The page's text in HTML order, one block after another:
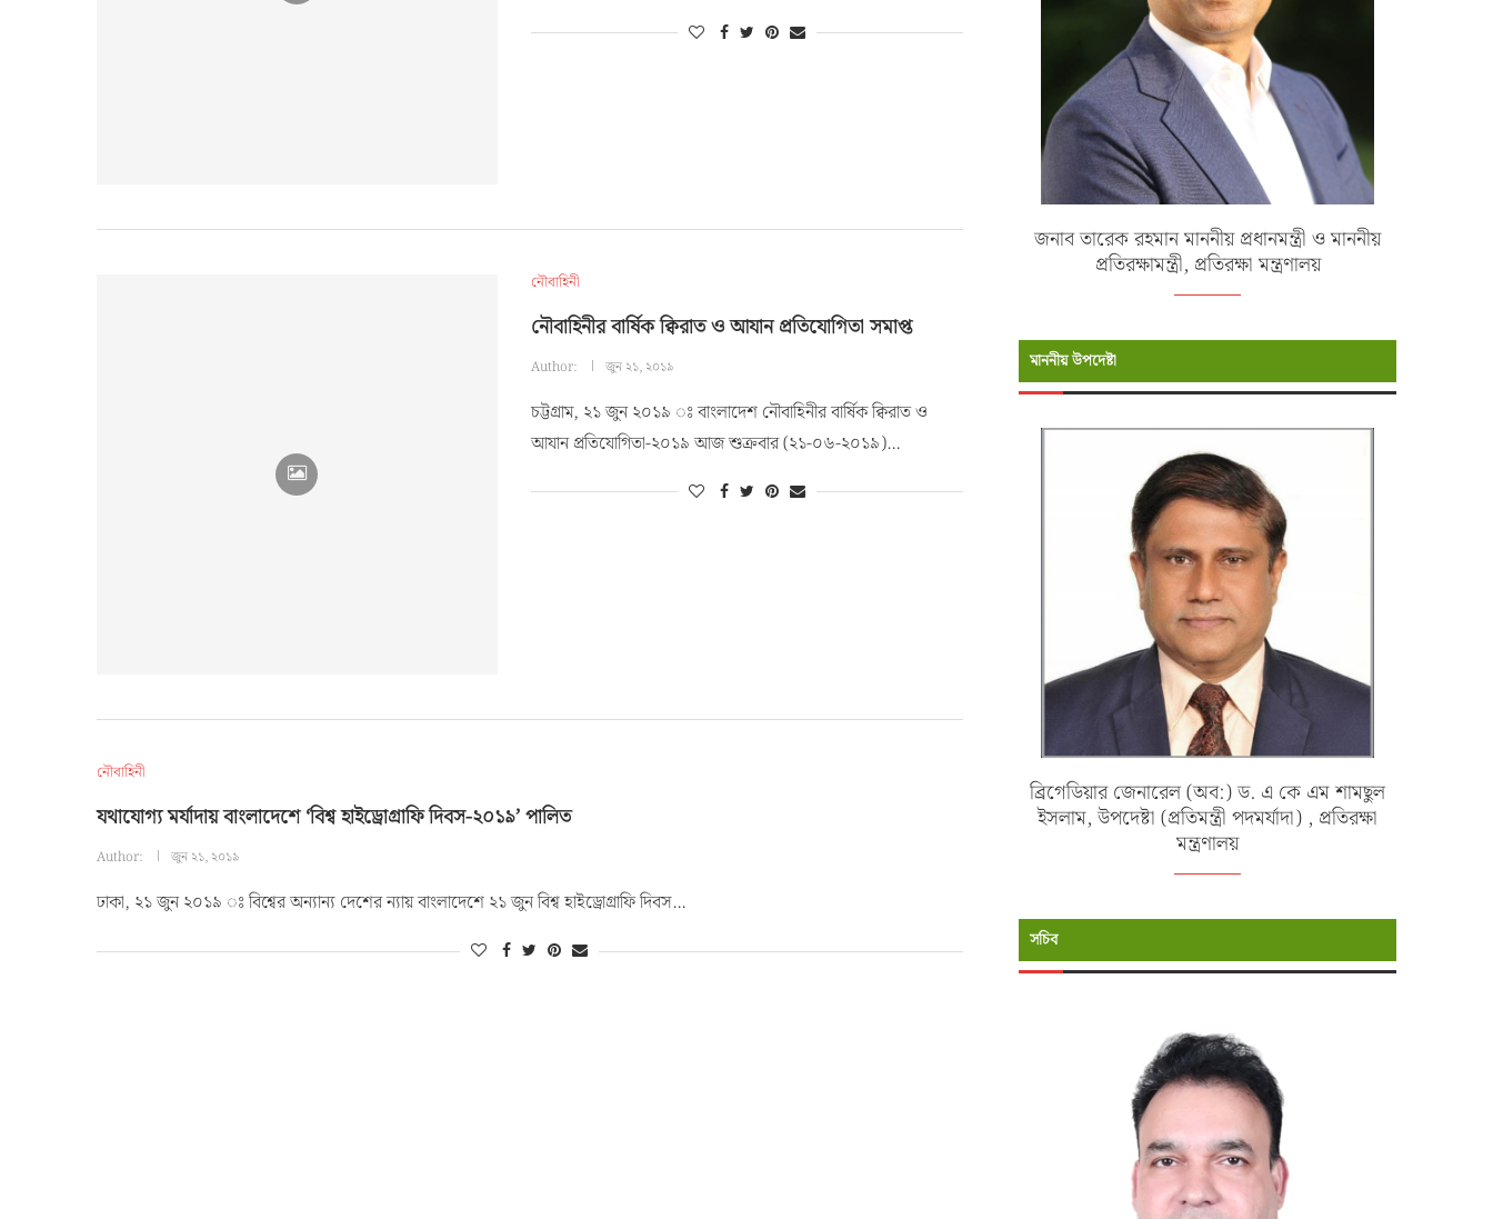
নৌবাহিনী
নৌবাহিনীর বার্ষিক ক্বিরাত ও আযান প্রতিযোগিতা সমাপ্ত
Author: জুন ২১, ২০১৯
চট্টগ্রাম, ২১ জুন ২০১৯ ঃ বাংলাদেশ নৌবাহিনীর বার্ষিক ক্বিরাত ও
আযান প্রতিযোগিতা-২০১৯ আজ শুক্রবার (২১-০৬-২০১৯)…
নৌবাহিনী
যথাযোগ্য মর্যাদায় বাংলাদেশে ‘বিশ্ব হাইড্রোগ্রাফি দিবস-২০১৯’ পালিত
Author: জুন ২১, ২০১৯
ঢাকা, ২১ জুন ২০১৯ ঃ বিশ্বের অন্যান্য দেশের ন্যায় বাংলাদেশে ২১ জুন বিশ্ব হাইড্রোগ্রাফি দিবস…
জনাব তারেক রহমান মাননীয় প্রধানমন্ত্রী ও মাননীয়
প্রতিরক্ষামন্ত্রী, প্রতিরক্ষা মন্ত্রণালয়
মাননীয় উপদেষ্টা
ব্রিগেডিয়ার জেনারেল (অব:) ড. এ কে এম শামছুল
ইসলাম, উপদেষ্টা (প্রতিমন্ত্রী পদমর্যাদা) , প্রতিরক্ষা
মন্ত্রণালয়
সচিব